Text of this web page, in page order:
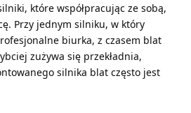
które współpracując ze sobą,
Przy jednym silniku, w który
biurka, z czasem blat
zużywa się przekładnia,
silnika blat często jest